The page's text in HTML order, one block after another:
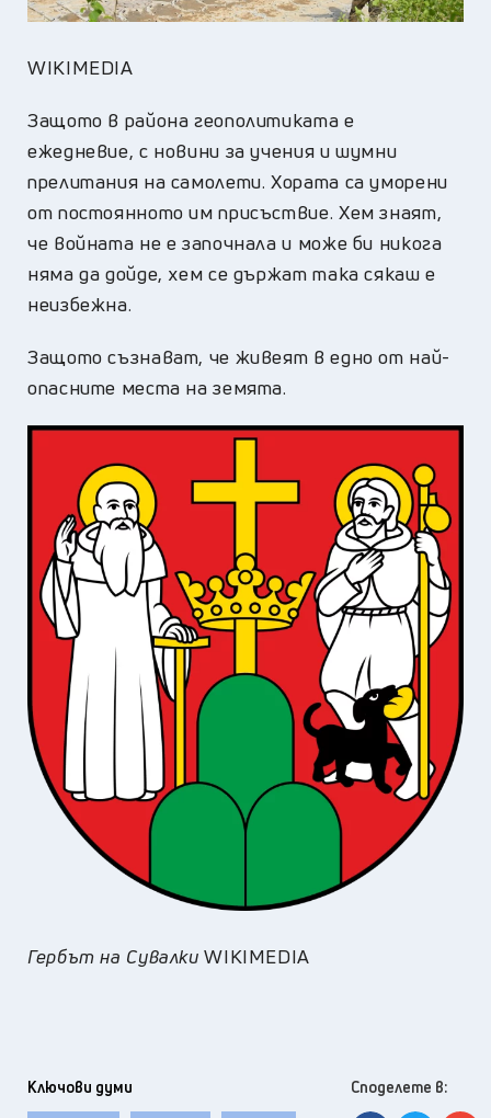
WIKIMEDIA
Защото в района геополитиката е
ежедневие, с новини за учения и шумни
прелитания на самолети. Хората са уморени
от постоянното им присъствие. Хем знаят,
че войната не е започнала и може би никога
няма да дойде, хем се държат така сякаш е
неизбежна.
Защото съзнават, че живеят в еднo от най-
опасните места на земята.
Гербът на Сувалки WIKIMEDIA
Ключови думи Споделете в: